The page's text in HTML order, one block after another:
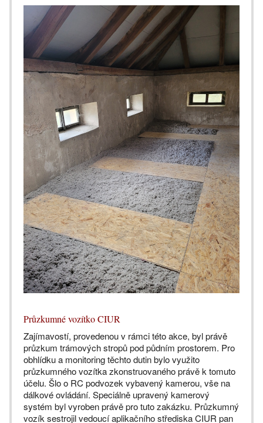
Průzkumné vozítko CIUR
Zajímavostí, provedenou v rámci této akce, byl právě
průzkum trámových stropů pod půdním prostorem. Pro
obhlídku a monitoring těchto dutin bylo využito
průzkumného vozítka zkonstruovaného právě k tomuto
účelu. Šlo o RC podvozek vybavený kamerou, vše na
dálkové ovládání. Speciálně upravený kamerový
systém byl vyroben právě pro tuto zakázku. Průzkumný
vozík sestrojil vedoucí aplikačního střediska CIUR pan